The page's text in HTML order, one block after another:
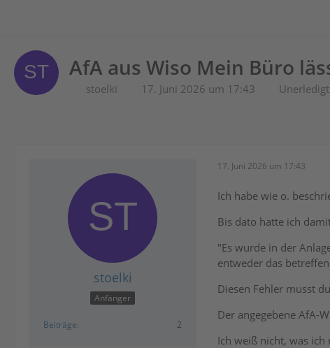
AfA aus Wiso Mein Büro
stoelki 17. Juni 2026 um 17:43 Unerledigt
stoelki
Anfänger
Beiträge 2
17. Juni 2026 um 17:43
Ich habe wie o.
Bis dato hatte ich
"Es wurde in der
entweder das
Diesen Fehler musst
Der angegebene AfA-
Ich weiß nicht, was ich